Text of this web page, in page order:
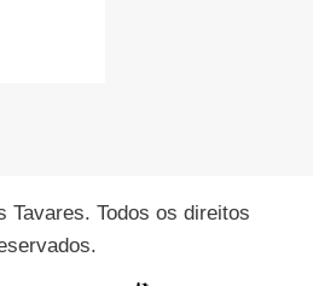
Tavares. Todos os direitos